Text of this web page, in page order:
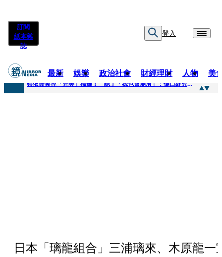
訂閱
紙本雜
誌
登入
最新 娛樂 政治社會 財經理財 人物 美
快訊
蔡依珊撕掉「完美」標籤！ 認了「我也會崩潰」：傷口終究會癒合
日本「璃龍組合」三浦璃來、木原龍一